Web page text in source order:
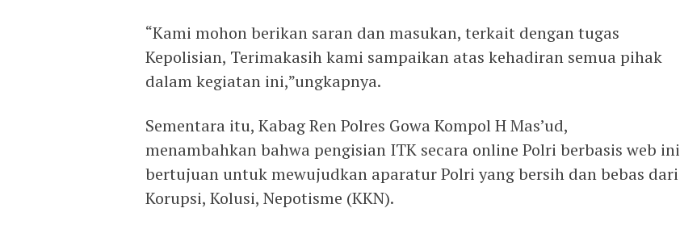
“Kami mohon berikan saran dan masukan, terkait dengan tugas
Kepolisian, Terimakasih kami sampaikan atas kehadiran semua pihak
dalam kegiatan ini,”ungkapnya.
Sementara itu, Kabag Ren Polres Gowa Kompol H Mas’ud,
menambahkan bahwa pengisian ITK secara online Polri berbasis web ini
bertujuan untuk mewujudkan aparatur Polri yang bersih dan bebas dari
Korupsi, Kolusi, Nepotisme (KKN).